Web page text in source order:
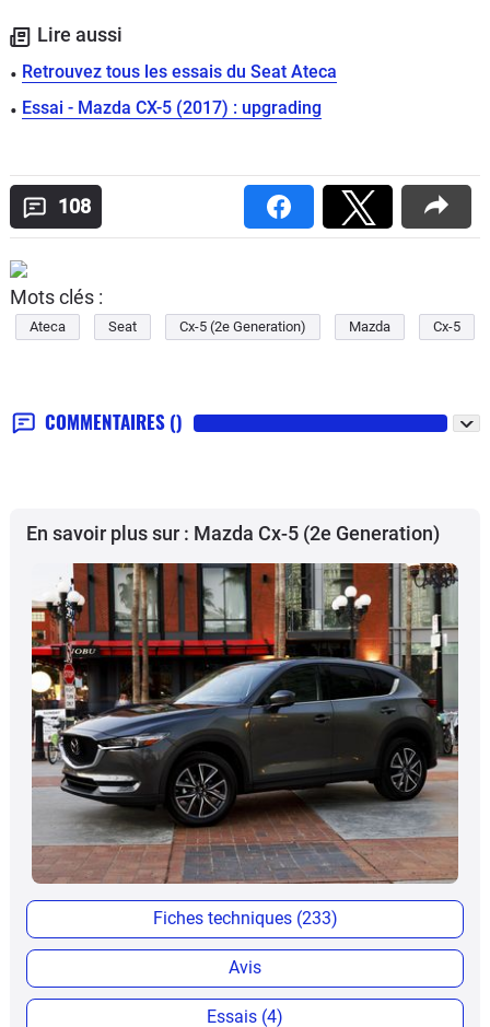
Lire aussi
Retrouvez tous les essais du Seat Ateca
Essai - Mazda CX-5 (2017) : upgrading
108
Mots clés :
Ateca Seat Cx-5 (2e Generation) Mazda Cx-5
COMMENTAIRES ()
En savoir plus sur : Mazda Cx-5 (2e Generation)
Fiches techniques (233)
Avis
Essais (4)